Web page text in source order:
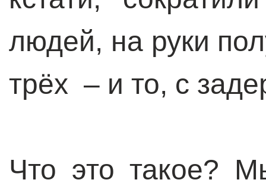
людей, на руки
трёх – и то, с
Что это такое?